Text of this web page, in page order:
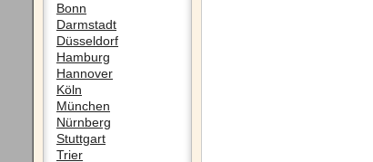
Bonn
Darmstadt
Düsseldorf
Hamburg
Hannover
Köln
München
Nürnberg
Stuttgart
Trier